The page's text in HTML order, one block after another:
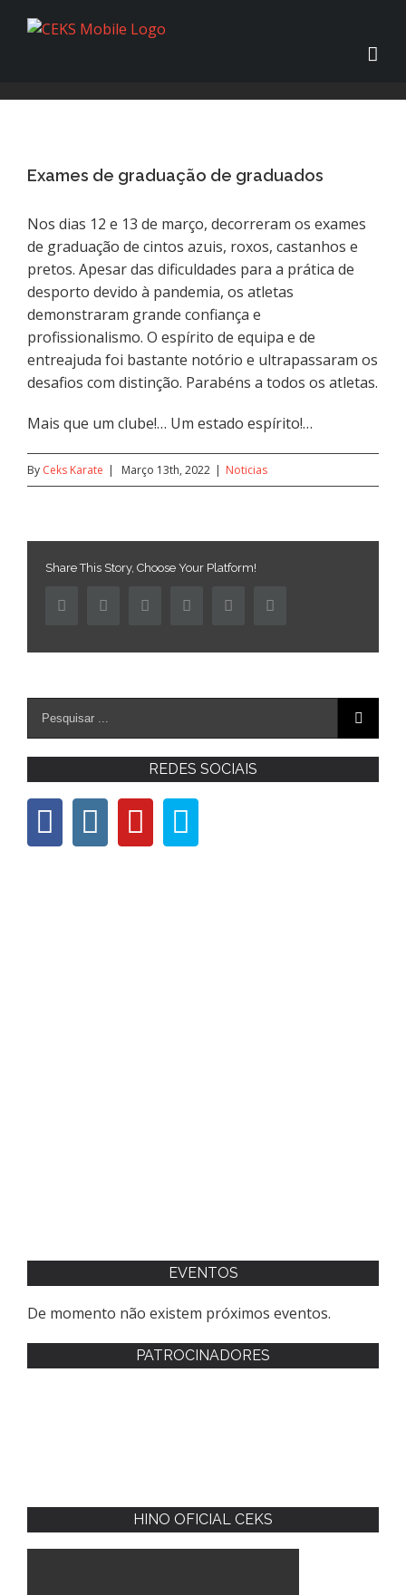
Larger
Exames de graduação de graduados
Nos dias 12 e 13 de março, decorreram os exames
de graduação de cintos azuis, roxos, castanhos e
pretos. Apesar das dificuldades para a prática de
desporto devido à pandemia, os atletas
demonstraram grande confiança e
profissionalismo. O espírito de equipa e de
entreajuda foi bastante notório e ultrapassaram os
desafios com distinção. Parabéns a todos os atletas.
Mais que um clube!… Um estado espírito!…
By Ceks Karate | Março 13th, 2022 | Noticias
Share This Story, Choose Your Platform!
FacebookTwitter LinkedinReddit Pinterest
REDES SOCIAIS
EVENTOS
De momento não existem próximos eventos.
PATROCINADORES
HINO OFICIAL CEKS